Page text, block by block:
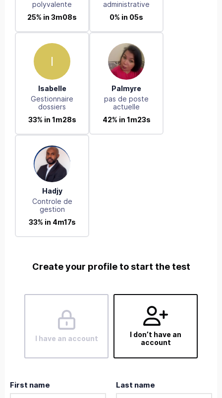
polyvalente
25% in 3m08s
administrative
0% in 05s
I
Isabelle
Gestionnaire
dossiers
33% in 1m28s
Palmyre
pas de poste
actuelle
42% in 1m23s
Hadjy
Controle de
gestion
33% in 4m17s
Create your profile to start the test
I have an account
I don’t have an
account
First name Last name